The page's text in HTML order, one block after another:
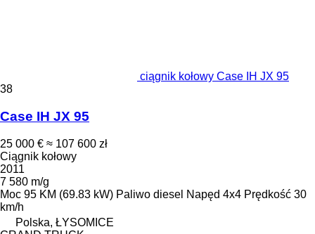
ciągnik kołowy Case IH JX 95
38
Case IH JX 95
25 000 € ≈ 107 600 zł
Ciągnik kołowy
2011
7 580 m/g
Moc 95 KM (69.83 kW) Paliwo diesel Napęd 4x4 Prędkość 30
km/h
Polska, ŁYSOMICE